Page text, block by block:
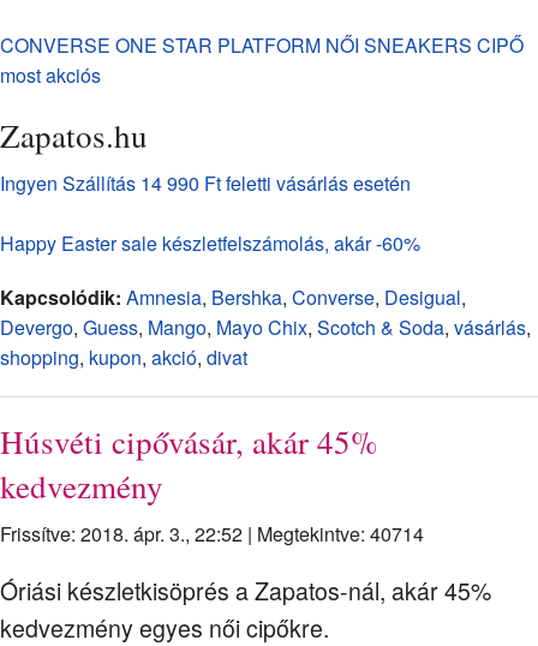
CONVERSE ONE STAR PLATFORM NŐI SNEAKERS CIPŐ
most akciós
Zapatos.hu
Ingyen Szállítás 14 990 Ft feletti vásárlás esetén
Happy Easter sale készletfelszámolás, akár -60%
Kapcsolódik: Amnesia, Bershka, Converse, Desigual,
Devergo, Guess, Mango, Mayo Chix, Scotch & Soda, vásárlás,
shopping, kupon, akció, divat
Húsvéti cipővásár, akár 45%
kedvezmény
Frissítve: 2018. ápr. 3., 22:52 | Megtekintve: 40714
Óriási készletkisöprés a Zapatos-nál, akár 45%
kedvezmény egyes női cipőkre.